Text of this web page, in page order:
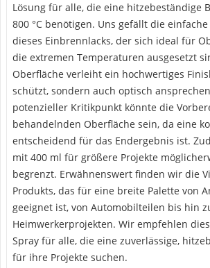
Lösung für alle, die eine hitzebeständige
800 °C benötigen. Uns gefällt die
dieses Einbrennlacks, der sich ideal für
die extremen Temperaturen ausgesetzt
Oberfläche verleiht ein hochwertiges
schützt, sondern auch optisch
potenzieller Kritikpunkt könnte die
behandelnden Oberfläche sein, da eine
entscheidend für das Endergebnis ist.
mit 400 ml für größere Projekte
begrenzt. Erwähnenswert finden wir die
Produkts, das für eine breite Palette von
geeignet ist, von Automobilteilen bis hin
Heimwerkerprojekten. Wir empfehlen
Spray für alle, die eine zuverlässige,
für ihre Projekte suchen.